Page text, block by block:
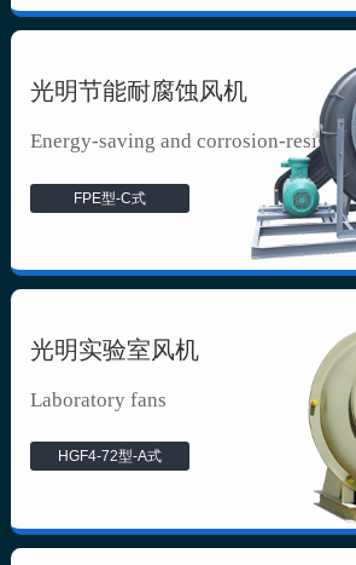
光明节能耐腐蚀风机
Energy-saving and corrosion-resista...
FPE型-C式
光明实验室风机
Laboratory fans
HGF4-72型-A式